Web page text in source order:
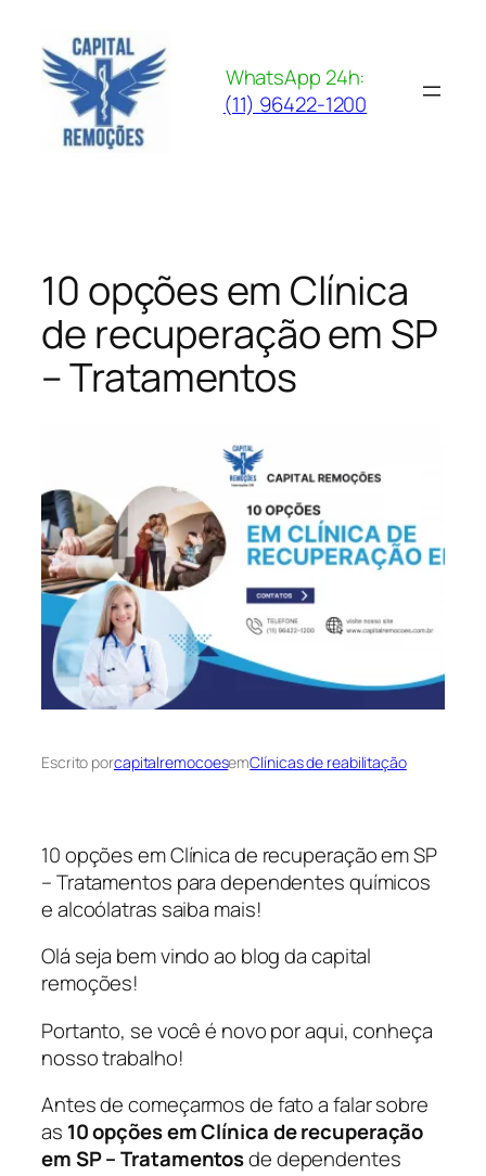
para
conteúdo
WhatsApp 24h:
(11) 96422-1200
10 opções em Clínica
de recuperação em SP
– Tratamentos
Escrito porcapitalremocoesemClínicas de reabilitação
10 opções em Clínica de recuperação em SP
– Tratamentos para dependentes químicos
e alcoólatras saiba mais!
Olá seja bem vindo ao blog da capital
remoções!
Portanto, se você é novo por aqui, conheça
nosso trabalho!
Antes de começarmos de fato a falar sobre
as 10 opções em Clínica de recuperação
em SP – Tratamentosde dependentes